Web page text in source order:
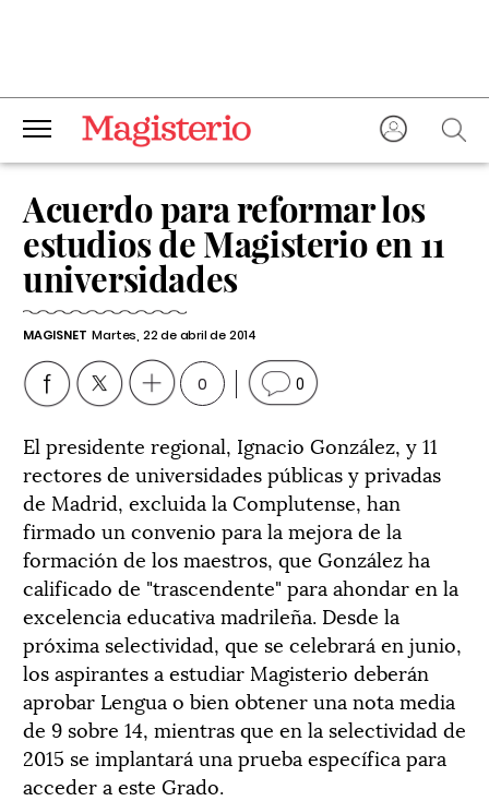
Acuerdo para reformar los
estudios de Magisterio en 11
universidades
MAGISNET Martes, 22 de abril de 2014
0 0
El presidente regional, Ignacio González, y 11
rectores de universidades públicas y privadas
de Madrid, excluida la Complutense, han
firmado un convenio para la mejora de la
formación de los maestros, que González ha
calificado de "trascendente" para ahondar en la
excelencia educativa madrileña. Desde la
próxima selectividad, que se celebrará en junio,
los aspirantes a estudiar Magisterio deberán
aprobar Lengua o bien obtener una nota media
de 9 sobre 14, mientras que en la selectividad de
2015 se implantará una prueba específica para
acceder a este Grado.